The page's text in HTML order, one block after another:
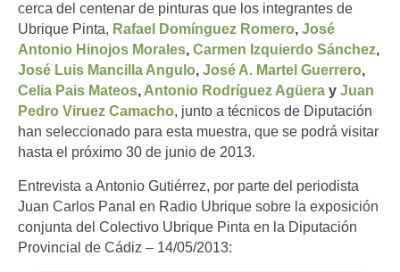
cerca del centenar de pinturas que los integrantes de
Ubrique Pinta, Rafael Domínguez Romero, José
Antonio Hinojos Morales, Carmen Izquierdo Sánchez,
José Luis Mancilla Angulo, José A. Martel Guerrero,
Celia Pais Mateos, Antonio Rodríguez Agüera y Juan
Pedro Viruez Camacho, junto a técnicos de Diputación
han seleccionado para esta muestra, que se podrá visitar
hasta el próximo 30 de junio de 2013.
Entrevista a Antonio Gutiérrez, por parte del periodista
Juan Carlos Panal en Radio Ubrique sobre la exposición
conjunta del Colectivo Ubrique Pinta en la Diputación
Provincial de Cádiz – 14/05/2013: